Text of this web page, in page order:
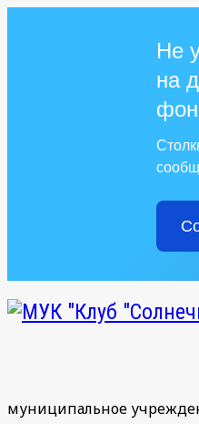
Не
на
муниципальное